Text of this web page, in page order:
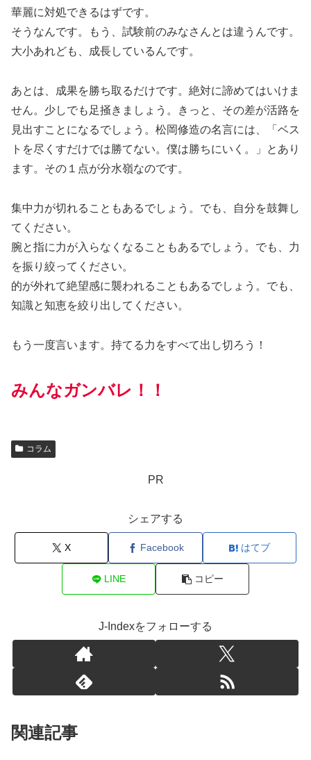
華麗に対処できるはずです。
そうなんです。もう、試験前のみなさんとは違うんです。
大小あれども、成長しているんです。
あとは、成果を勝ち取るだけです。絶対に諦めてはいけま
せん。少しでも足掻きましょう。きっと、その差が活路を
見出すことになるでしょう。松岡修造の名言には、「ベス
トを尽くすだけでは勝てない。僕は勝ちにいく。」とあり
ます。その１点が分水嶺なのです。
集中力が切れることもあるでしょう。でも、自分を鼓舞し
てください。
腕と指に力が入らなくなることもあるでしょう。でも、力
を振り絞ってください。
的が外れて絶望感に襲われることもあるでしょう。でも、
知識と知恵を絞り出してください。
もう一度言います。持てる力をすべて出し切ろう！
みんなガンバレ！！
コラム
PR
シェアする
X Facebook はてブ
LINE コピー
J-Indexをフォローする
関連記事